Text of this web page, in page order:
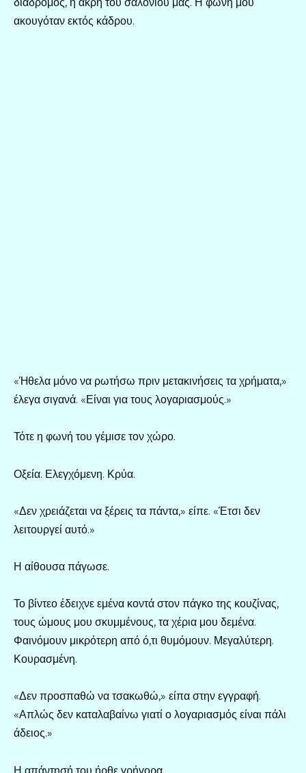
ακουγόταν εκτός κάδρου.
«Ήθελα μόνο να ρωτήσω πριν μετακινήσεις τα χρήματα,»
έλεγα σιγανά. «Είναι για τους λογαριασμούς.»
Τότε η φωνή του γέμισε τον χώρο.
Οξεία. Ελεγχόμενη. Κρύα.
«Δεν χρειάζεται να ξέρεις τα πάντα,» είπε. «Έτσι δεν
λειτουργεί αυτό.»
Η αίθουσα πάγωσε.
Το βίντεο έδειχνε εμένα κοντά στον πάγκο της κουζίνας,
τους ώμους μου σκυμμένους, τα χέρια μου δεμένα.
Φαινόμουν μικρότερη από ό,τι θυμόμουν. Μεγαλύτερη.
Κουρασμένη.
«Δεν προσπαθώ να τσακωθώ,» είπα στην εγγραφή.
«Απλώς δεν καταλαβαίνω γιατί ο λογαριασμός είναι πάλι
άδειος.»
Η απάντησή του ήρθε γρήγορα.